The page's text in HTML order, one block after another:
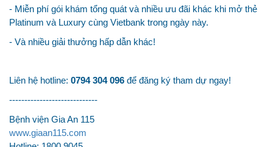
- Miễn phí gói khám tổng quát và nhiều ưu đãi khác khi mở thẻ
Platinum và Luxury cùng Vietbank trong ngày này.
- Và nhiều giải thưởng hấp dẫn khác!
Liên hệ hotline: 0794 304 096 để đăng ký tham dự ngay!
-----------------------------
Bệnh viện Gia An 115
www.giaan115.com